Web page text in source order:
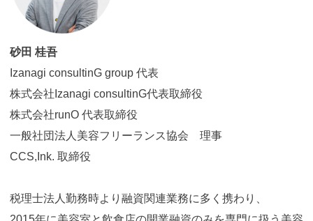
砂田 桂吾
Izanagi consultinG group 代表
株式会社Izanagi consultinG代表取締役
株式会社runO 代表取締役
一般社団法人美容フリーランス協会 理事
CCS,Ink. 取締役
税理士法人勤務時より融資関連業務に多く携わり、